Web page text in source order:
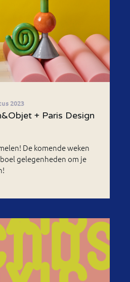
2023
+ Paris Design
De komende weken
gelegenheden om je